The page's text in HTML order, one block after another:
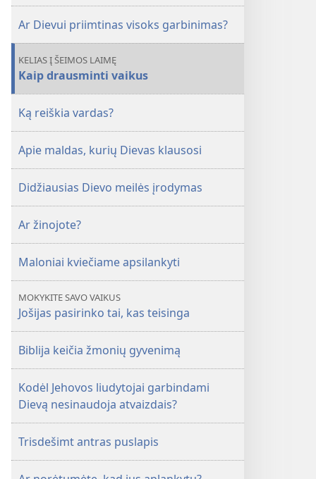
Ar Dievui priimtinas visoks garbinimas?
KELIAS Į ŠEIMOS LAIMĘ
Kaip drausminti vaikus
Ką reiškia vardas?
Apie maldas, kurių Dievas klausosi
Didžiausias Dievo meilės įrodymas
Ar žinojote?
Maloniai kviečiame apsilankyti
MOKYKITE SAVO VAIKUS
Jošijas pasirinko tai, kas teisinga
Biblija keičia žmonių gyvenimą
Kodėl Jehovos liudytojai garbindami
Dievą nesinaudoja atvaizdais?
Trisdešimt antras puslapis